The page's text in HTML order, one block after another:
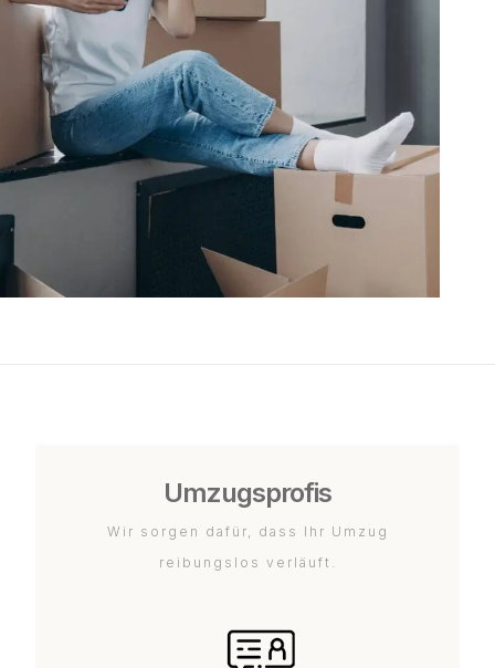
Umzugsprofis
Wir sorgen dafür, dass Ihr Umzug
reibungslos verläuft.